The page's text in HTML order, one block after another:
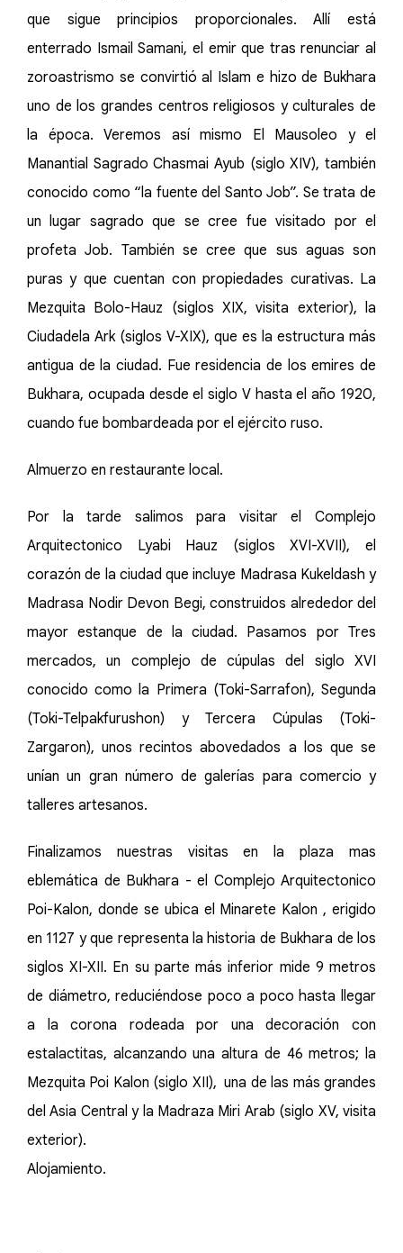
que sigue principios proporcionales. Allí está
enterrado Ismail Samani, el emir que tras renunciar al
zoroastrismo se convirtió al Islam e hizo de Bukhara
uno de los grandes centros religiosos y culturales de
la época. Veremos así mismo El Mausoleo y el
Manantial Sagrado Chasmai Ayub (siglo XIV), también
conocido como “la fuente del Santo Job”. Se trata de
un lugar sagrado que se cree fue visitado por el
profeta Job. También se cree que sus aguas son
puras y que cuentan con propiedades curativas. La
Mezquita Bolo-Hauz (siglos XIX, visita exterior), la
Ciudadela Ark (siglos V-XIX), que es la estructura más
antigua de la ciudad. Fue residencia de los emires de
Bukhara, ocupada desde el siglo V hasta el año 1920,
cuando fue bombardeada por el ejército ruso.
Almuerzo en restaurante local.
Por la tarde salimos para visitar el Complejo
Arquitectonico Lyabi Hauz (siglos XVI-XVII), el
corazón de la ciudad que incluye Madrasa Kukeldash y
Madrasa Nodir Devon Begi, construidos alrededor del
mayor estanque de la ciudad. Pasamos por Tres
mercados, un complejo de cúpulas del siglo XVI
conocido como la Primera (Toki-Sarrafon), Segunda
(Toki-Telpakfurushon) y Tercera Cúpulas (Toki-
Zargaron), unos recintos abovedados a los que se
unían un gran número de galerías para comercio y
talleres artesanos.
Finalizamos nuestras visitas en la plaza mas
eblemática de Bukhara - el Complejo Arquitectonico
Poi-Kalon, donde se ubica el Minarete Kalon , erigido
en 1127 y que representa la historia de Bukhara de los
siglos XI-XII. En su parte más inferior mide 9 metros
de diámetro, reduciéndose poco a poco hasta llegar
a la corona rodeada por una decoración con
estalactitas, alcanzando una altura de 46 metros; la
Mezquita Poi Kalon (siglo XII), una de las más grandes
del Asia Central y la Madraza Miri Arab (siglo XV, visita
exterior).
Alojamiento.